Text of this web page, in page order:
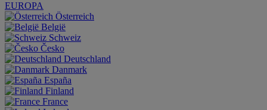
EUROPA
Österreich
België
Schweiz
Česko
Deutschland
Danmark
España
Finland
France